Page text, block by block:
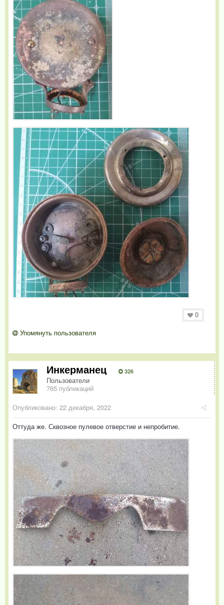
0
Упомянуть пользователя
Инкерманец 326
Пользователи
765 публикаций
Опубликовано: 22 декабря, 2022
Оттуда же. Сквозное пулевое отверстие и непробитие.